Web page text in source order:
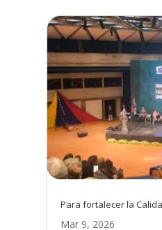
Para fortalecer la
Mar 9, 2026